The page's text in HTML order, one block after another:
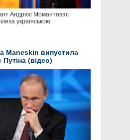
Андрюс Момантовас
українською.
Maneskin випустила
(відео)